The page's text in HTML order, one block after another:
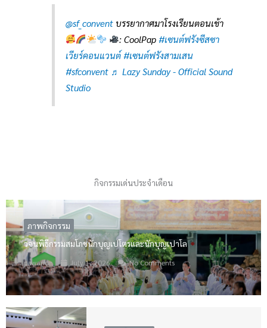
@sf_convent บรรยากาศมาโรงเรียนตอนเช้า
: CoolPap #เซนต์ฟรังซีสซา
เวียร์คอนแวนต์ #เซนต์ฟรังสามเสน
#sfconvent ♬ Lazy Sunday - Official Sound
Studio
กิจกรรมเด่นประจำเดือน
ภาพกิจกรรม
วจนพิธีกรรมสมโภชนักบุญเปโตรและนักบุญเปาโล
pawanon July 1, 2026 No Comments